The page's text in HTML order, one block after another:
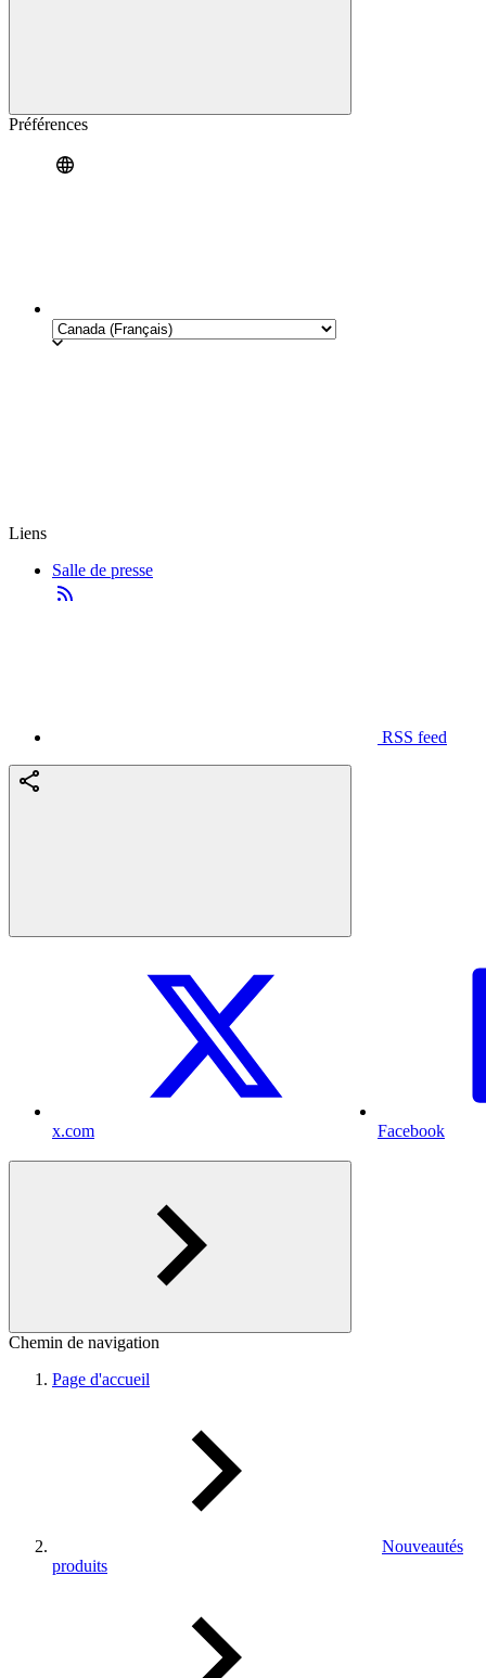
Préférences
Liens
Salle de presse
RSS feed
x.com Facebook
Chemin de navigation
Page d'accueil
Nouveautés
produits